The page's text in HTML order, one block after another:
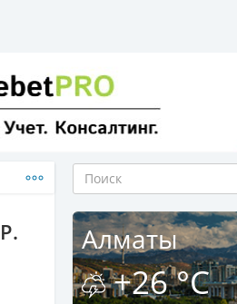
Алматы
+26 °C